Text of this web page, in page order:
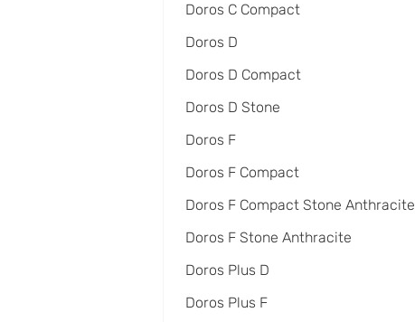
Doros C Compact
Doros D
Doros D Compact
Doros D Stone
Doros F
Doros F Compact
Doros F Compact Stone Anthracite
Doros F Stone Anthracite
Doros Plus D
Doros Plus F